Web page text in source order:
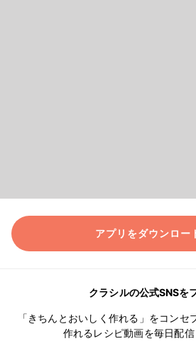
アプリをダウンロー
クラシルの公式SNSを
「きちんとおいしく作れる」をコンセ
作れるレシピ動画を毎日配信